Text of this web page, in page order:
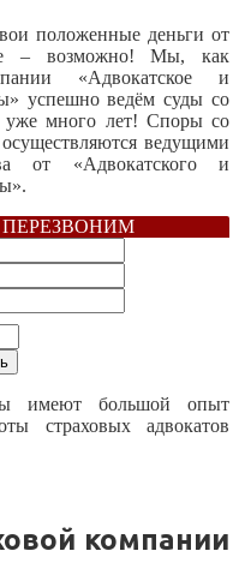
положенные деньги от
– возможно! Мы, как
«Адвокатское и
успешно ведём суды со
уже много лет! Споры со
ведущими
от «Адвокатского и
имеют большой опыт
страховых адвокатов
компании